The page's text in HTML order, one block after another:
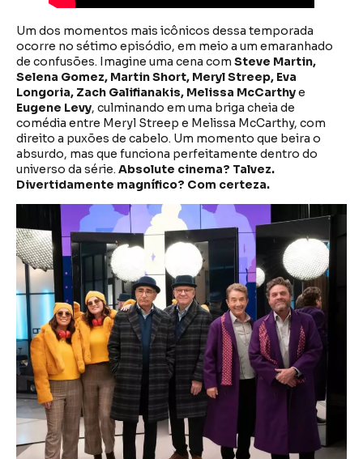
Um dos momentos mais icônicos dessa temporada
ocorre no sétimo episódio, em meio a um emaranhado
de confusões. Imagine uma cena com Steve Martin,
Selena Gomez, Martin Short, Meryl Streep, Eva
Longoria, Zach Galifianakis, Melissa McCarthye
Eugene Levy, culminando em uma briga cheia de
comédia entre Meryl Streep e Melissa McCarthy, com
direito a puxões de cabelo. Um momento que beira o
absurdo, mas que funciona perfeitamente dentro do
universo da série. Absolute cinema? Talvez.
Divertidamente magnífico? Com certeza.